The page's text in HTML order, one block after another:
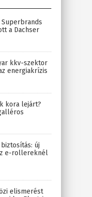
a Dachser
kkv-szektor
energiakrízis
kora lejárt?
új
e-rollereknél
elismerést